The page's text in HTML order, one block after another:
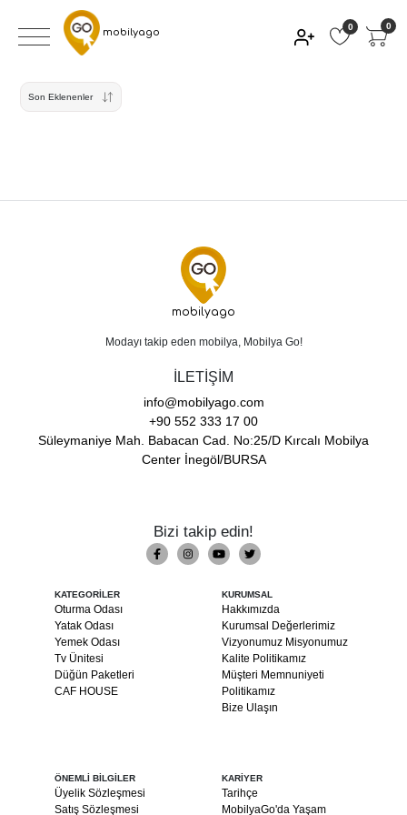
mobilyago 0 0
Son Eklenenler
mobilyago
Modayı takip eden mobilya, Mobilya Go!
İLETİŞİM
info@mobilyago.com
+90 552 333 17 00
Süleymaniye Mah. Babacan Cad. No:25/D Kırcalı Mobilya
Center İnegöl/BURSA
Bizi takip edin!
KATEGORİLER
Oturma Odası
Yatak Odası
Yemek Odası
Tv Ünitesi
Düğün Paketleri
CAF HOUSE
KURUMSAL
Hakkımızda
Kurumsal Değerlerimiz
Vizyonumuz Misyonumuz
Kalite Politikamız
Müşteri Memnuniyeti
Politikamız
Bize Ulaşın
ÖNEMLİ BİLGİLER
Üyelik Sözleşmesi
Satış Sözleşmesi
KARİYER
Tarihçe
MobilyaGo'da Yaşam